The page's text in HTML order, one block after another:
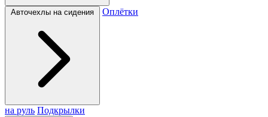
Авточехлы на сидения Оплётки
на руль Подкрылки